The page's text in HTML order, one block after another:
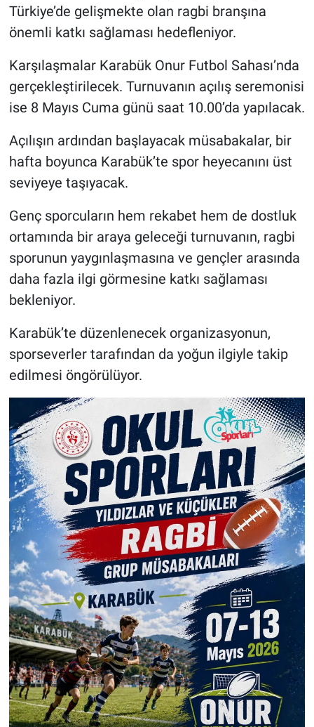
Türkiye’de gelişmekte olan ragbi branşına
önemli katkı sağlaması hedefleniyor.
Karşılaşmalar Karabük Onur Futbol Sahası’nda
gerçekleştirilecek. Turnuvanın açılış seremonisi
ise 8 Mayıs Cuma günü saat 10.00’da yapılacak.
Açılışın ardından başlayacak müsabakalar, bir
hafta boyunca Karabük’te spor heyecanını üst
seviyeye taşıyacak.
Genç sporcuların hem rekabet hem de dostluk
ortamında bir araya geleceği turnuvanın, ragbi
sporunun yaygınlaşmasına ve gençler arasında
daha fazla ilgi görmesine katkı sağlaması
bekleniyor.
Karabük’te düzenlenecek organizasyonun,
sporseverler tarafından da yoğun ilgiyle takip
edilmesi öngörülüyor.